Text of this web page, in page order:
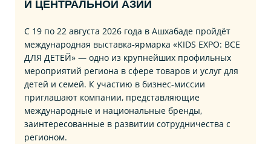
И ЦЕНТРАЛЬНОЙ АЗИИ
С 19 по 22 августа 2026 года в Ашхабаде пройдёт
международная выставка‑ярмарка «KIDS EXPO: ВСЕ
ДЛЯ ДЕТЕЙ» — одно из крупнейших профильных
мероприятий региона в сфере товаров и услуг для
детей и семей. К участию в бизнес‑миссии
приглашают компании, представляющие
международные и национальные бренды,
заинтересованные в развитии сотрудничества с
регионом.